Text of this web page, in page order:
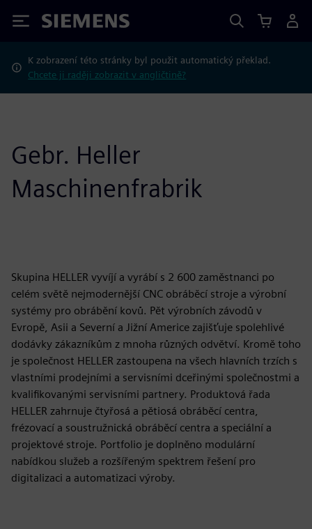
Siemens
K zobrazení této stránky byl použit automatický překlad.
Chcete ji raději zobrazit v angličtině?
Gebr. Heller
Maschinenfrabrik
Skupina HELLER vyvíjí a vyrábí s 2 600 zaměstnanci po
celém světě nejmodernější CNC obráběcí stroje a výrobní
systémy pro obrábění kovů. Pět výrobních závodů v
Evropě, Asii a Severní a Jižní Americe zajišťuje spolehlivé
dodávky zákazníkům z mnoha různých odvětví. Kromě toho
je společnost HELLER zastoupena na všech hlavních trzích s
vlastními prodejními a servisními dceřinými společnostmi a
kvalifikovanými servisními partnery. Produktová řada
HELLER zahrnuje čtyřosá a pětiosá obráběcí centra,
frézovací a soustružnická obráběcí centra a speciální a
projektové stroje. Portfolio je doplněno modulární
nabídkou služeb a rozšířeným spektrem řešení pro
digitalizaci a automatizaci výroby.